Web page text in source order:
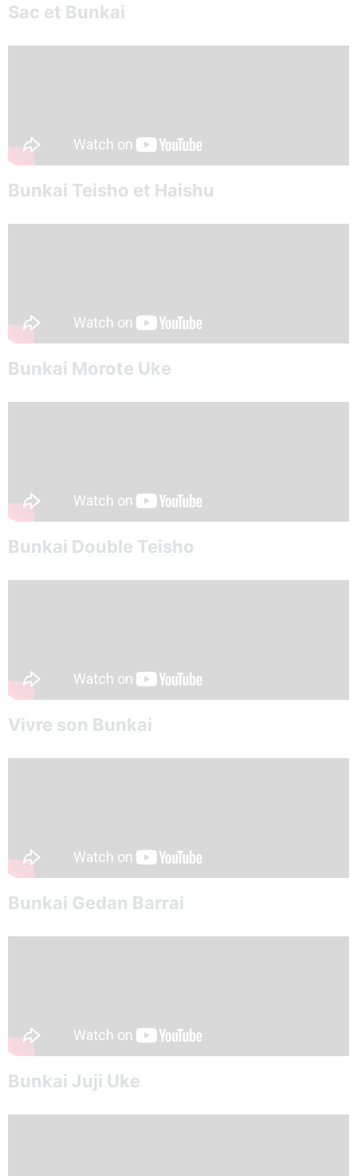
Sac et Bunkai
Bunkai Teisho et Haishu
Bunkai Morote Uke
Bunkai Double Teisho
Vivre son Bunkai
Bunkai Gedan Barrai
Bunkai Juji Uke